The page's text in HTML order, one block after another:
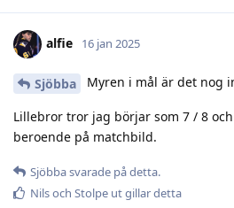
alfie 16 jan 2025
Sjöbba Myren i mål är det nog
Lillebror tror jag börjar som 7 / 8
beroende på matchbild.
Sjöbbasvarade på detta.
Nilsoch Stolpe utgillar detta